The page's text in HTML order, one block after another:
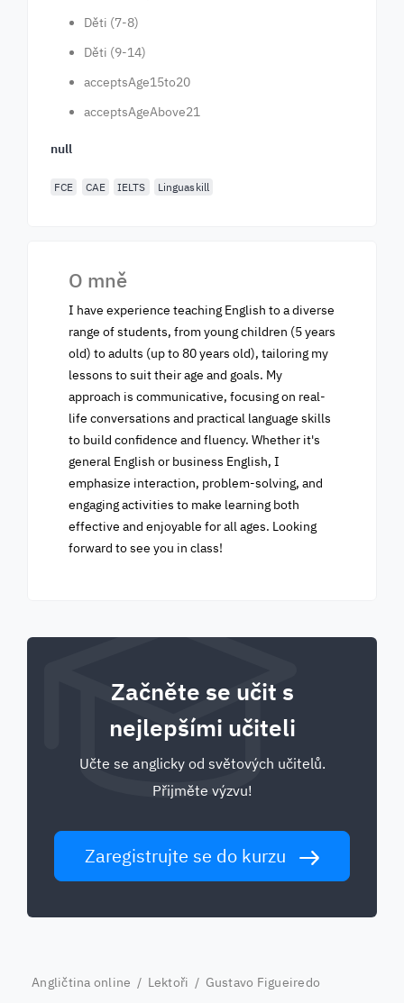
Děti (7-8)
Děti (9-14)
acceptsAge15to20
acceptsAgeAbove21
null
FCE CAE IELTS Linguaskill
O mně
I have experience teaching English to a diverse
range of students, from young children (5 years
old) to adults (up to 80 years old), tailoring my
lessons to suit their age and goals. My
approach is communicative, focusing on real-
life conversations and practical language skills
to build confidence and fluency. Whether it's
general English or business English, I
emphasize interaction, problem-solving, and
engaging activities to make learning both
effective and enjoyable for all ages. Looking
forward to see you in class!
Začněte se učit s
nejlepšími učiteli
Učte se anglicky od světových učitelů.
Přijměte výzvu!
Zaregistrujte se do kurzu
Angličtina online / Lektoři / Gustavo Figueiredo